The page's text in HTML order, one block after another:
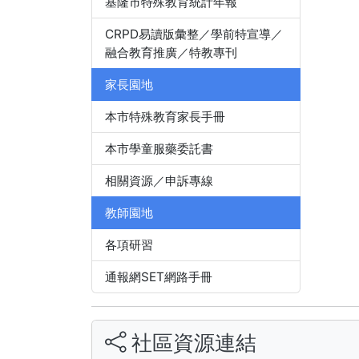
CRPD易讀版彙整／學前特宣導／
融合教育推廣／特教專刊
家長園地
本市特殊教育家長手冊
本市學童服藥委託書
相關資源／申訴專線
教師園地
各項研習
通報網SET網路手冊
社區資源連結